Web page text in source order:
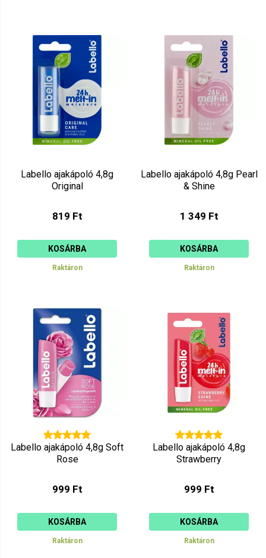
Labello ajakápoló 4,8g
Original
819 Ft
KOSÁRBA
Raktáron
Labello ajakápoló 4,8g Pearl
& Shine
1 349 Ft
KOSÁRBA
Raktáron
Labello ajakápoló 4,8g Soft
Rose
999 Ft
KOSÁRBA
Raktáron
Labello ajakápoló 4,8g
Strawberry
999 Ft
KOSÁRBA
Raktáron